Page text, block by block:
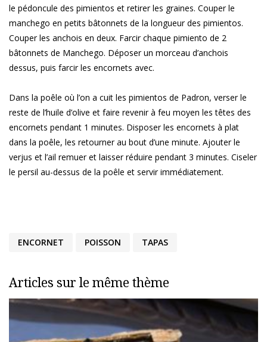
le pédoncule des pimientos et retirer les graines. Couper le
manchego en petits bâtonnets de la longueur des pimientos.
Couper les anchois en deux. Farcir chaque pimiento de 2
bâtonnets de Manchego. Déposer un morceau d’anchois
dessus, puis farcir les encornets avec.
Dans la poêle où l’on a cuit les pimientos de Padron, verser le
reste de l’huile d’olive et faire revenir à feu moyen les têtes des
encornets pendant 1 minutes. Disposer les encornets à plat
dans la poêle, les retourner au bout d’une minute. Ajouter le
verjus et l’ail remuer et laisser réduire pendant 3 minutes. Ciseler
le persil au-dessus de la poêle et servir immédiatement.
ENCORNET POISSON TAPAS
Articles sur le même thème